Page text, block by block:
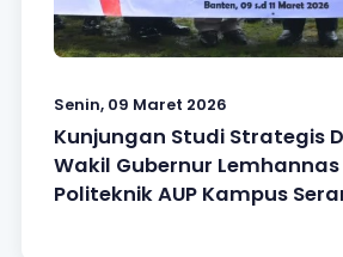
Senin, 09 Maret 2026
Kunjungan Studi Strategis
Wakil Gubernur Lemhannas
Politeknik AUP Kampus